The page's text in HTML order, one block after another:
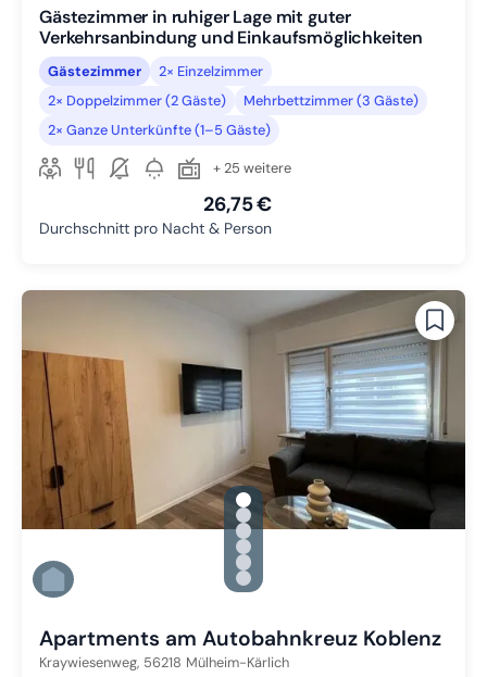
Gästezimmer in ruhiger Lage mit guter
Verkehrsanbindung und Einkaufsmöglichkeiten
Gästezimmer
2× Einzelzimmer
2× Doppelzimmer (2 Gäste)
Mehrbettzimmer (3 Gäste)
2× Ganze Unterkünfte (1–5 Gäste)
+ 25 weitere
26,75 €
Durchschnitt pro Nacht & Person
gallery.slide_selector
Zu Slide 1 wechseln
Zu Slide 2 wechseln
Zu Slide 3 wechseln
Zu Slide 4 wechseln
Zu Slide 5 wechseln
Zu Slide 6 wechseln
Apartments am Autobahnkreuz Koblenz
Kraywiesenweg, 56218 Mülheim-Kärlich